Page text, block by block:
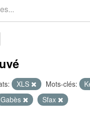
XLS Mots-clés:
Gabès
Sfax